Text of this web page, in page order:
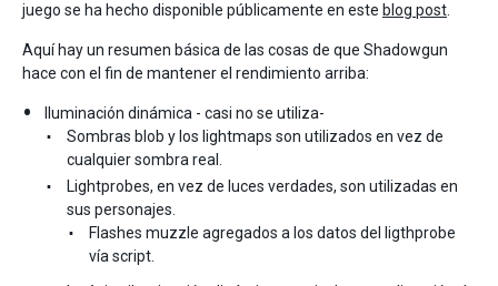
juego se ha hecho disponible públicamente en este blog post
Aquí hay un resumen básica de las cosas de que Shadowgun
hace con el fin de mantener el rendimiento arriba:
Iluminación dinámica - casi no se utiliza-
Sombras blob y los lightmaps son utilizados en vez de
cualquier sombra real.
Lightprobes, en vez de luces verdades, son utilizadas en
sus personajes.
Flashes muzzle agregados a los datos del ligthprobe
vía script.